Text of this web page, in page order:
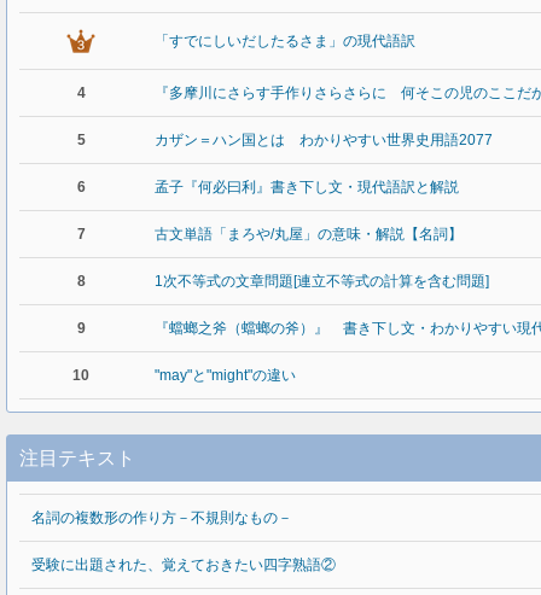
「すでにしいだしたるさま」の現代語訳
4 『多摩川にさらす手作りさらさらに 何そこの児のここだ
5 カザン＝ハン国とは わかりやすい世界史用語2077
6 孟子『何必曰利』書き下し文・現代語訳と解説
7 古文単語「まろや/丸屋」の意味・解説【名詞】
8 1次不等式の文章問題[連立不等式の計算を含む問題]
9 『蟷螂之斧（蟷螂の斧）』 書き下し文・わかりやすい現
10 "may"と"might"の違い
注目テキスト
名詞の複数形の作り方－不規則なもの－
受験に出題された、覚えておきたい四字熟語②